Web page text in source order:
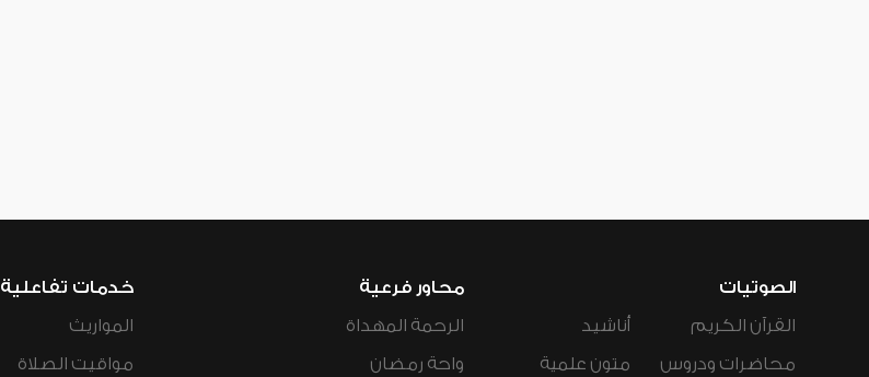
الصوتيات
القرآن الكريم
محاضرات ودروس
أناشيد
متون علمية
محاور فرعية
الرحمة المهداة
واحة رمضان
خدمات تفاعلية
المواريث
مواقيت الصلاة